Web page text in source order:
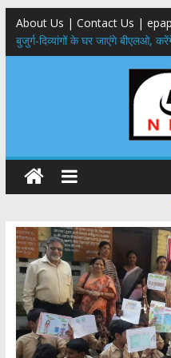
About Us | Contact Us |
बुजुर्ग-दिव्यांगों के घर जाएंगे बीएलओ,
24×7 अलर्ट मोड में रहें अधिकारी-
की विस्तृत समीक्षा कहा-बंद सड़कों को
459 करोड़ से एचएनबी गढ़वाल
शिक्षा मंत्री धन सिंह रावत ने
मुख्यमंत्री से महानिदेशक एनसीसी ने की
विस्तार एवं आधुनिक आधारभूत संरचना के
एमडीडीए बोर्ड बैठक, देहरादून और
हरी झंडी